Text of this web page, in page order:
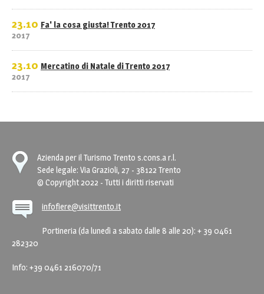
23.10
2017
Fa' la cosa giusta! Trento 2017
23.10
2017
Mercatino di Natale di Trento 2017
Azienda per il Turismo Trento s.cons.a r.l.
Sede legale: Via Grazioli, 27 - 38122 Trento
© Copyright 2022 - Tutti i diritti riservati
infofiere@visittrento.it
Portineria (da lunedì a sabato dalle 8 alle 20): + 39 0461
282320
Info: +39 0461 216070/71